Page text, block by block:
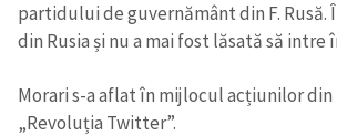
partidului de guvernământ din F. Rusă.
din Rusia și nu a mai fost lăsată să intre
Morari s-a aflat în mijlocul acțiunilor
„Revoluția Twitter”.